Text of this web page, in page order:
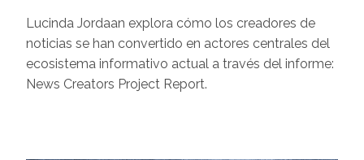
Lucinda Jordaan explora cómo los creadores de
noticias se han convertido en actores centrales del
ecosistema informativo actual a través del informe:
News Creators Project Report.